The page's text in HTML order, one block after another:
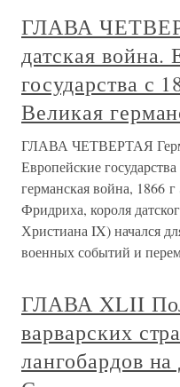
ГЛАВА
датская война.
государства с
Великая
ГЛАВА ЧЕТВЕРТАЯ
Европейские
германская война, 1866
Фридриха, короля
Христиана IX) начался
военных событий и
ГЛАВА XLII
варварских
лангобардов